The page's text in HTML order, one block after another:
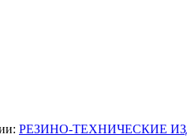
РЕЗИНО-ТЕХНИЧЕСКИЕ